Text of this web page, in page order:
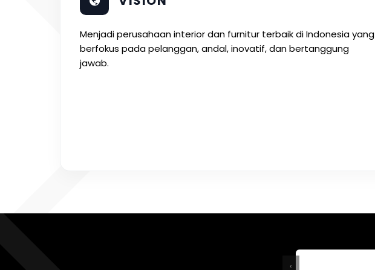
Menjadi perusahaan interior dan furnitur terbaik di Indonesia yang
berfokus pada pelanggan, andal, inovatif, dan bertanggung
jawab.
‹